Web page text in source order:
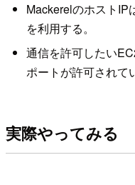
MackerelのホストIP
を利用する。
通信を許可したい
ポートが許可されて
実際やってみる